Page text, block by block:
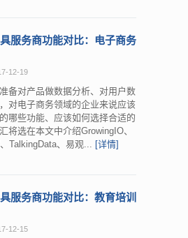
服务商功能对比：电子商务
12-19
备对产品做数据分析、对用户数
对电子商务领域的企业来说应该
哪些功能、应该如何选择合适的
将选在本文中介绍GrowingIO、
TalkingData、易观... [详情]
服务商功能对比：教育培训
12-15